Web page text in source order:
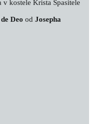
v kostele Krista Spasitele
Deo od Josepha